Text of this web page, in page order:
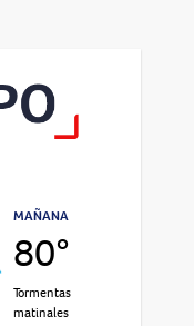
MAÑANA
80°
Tormentas
matinales